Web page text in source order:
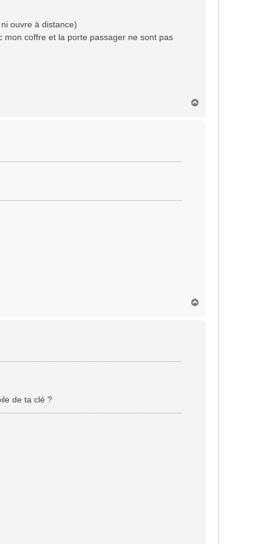
ouvre à distance)
coffre et la porte passager ne sont pas
de ta clé ?